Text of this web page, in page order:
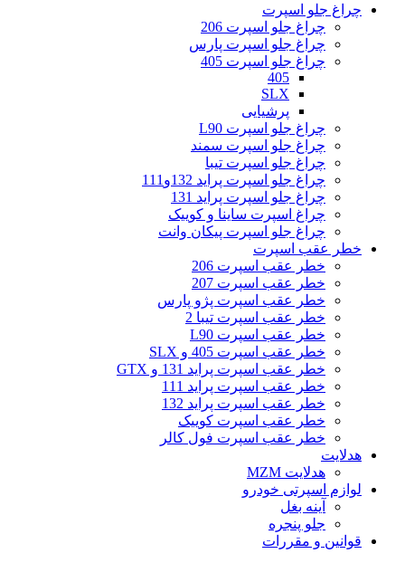
چراغ جلو اسپرت
چراغ جلو اسپرت 206
چراغ جلو اسپرت پارس
چراغ جلو اسپرت 405
405
SLX
پرشیایی
چراغ جلو اسپرت L90
چراغ جلو اسپرت سمند
چراغ جلو اسپرت تیبا
چراغ جلو اسپرت پراید 132و111
چراغ جلو اسپرت پراید 131
چراغ اسپرت ساینا و کوییک
چراغ جلو اسپرت پیکان وانت
خطر عقب اسپرت
خطر عقب اسپرت 206
خطر عقب اسپرت 207
خطر عقب اسپرت پژو پارس
خطر عقب اسپرت تیبا 2
خطر عقب اسپرت L90
خطر عقب اسپرت 405 و SLX
خطر عقب اسپرت پراید 131 و GTX
خطر عقب اسپرت پراید 111
خطر عقب اسپرت پراید 132
خطر عقب اسپرت کوییک
خطر عقب اسپرت فول کالر
هدلایت
هدلایت MZM
لوازم اسپرتی خودرو
آینه بغل
جلو پنجره
قوانین و مقررات